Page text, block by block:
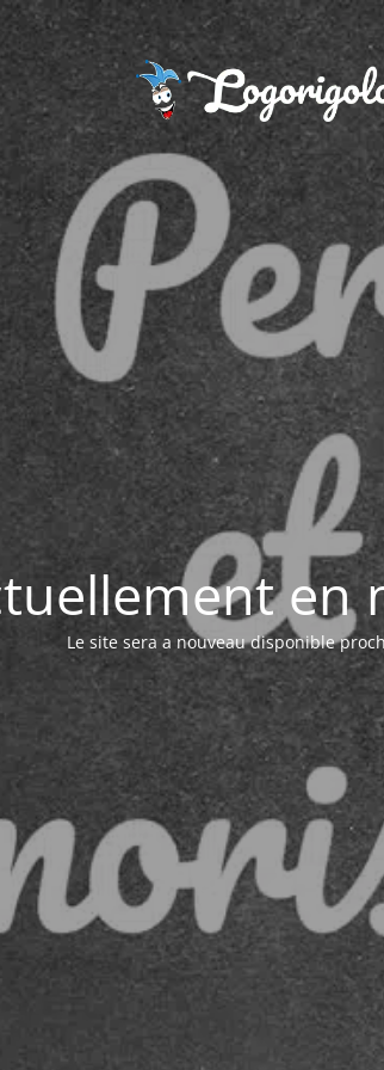
en
Le site sera a nouveau disponible